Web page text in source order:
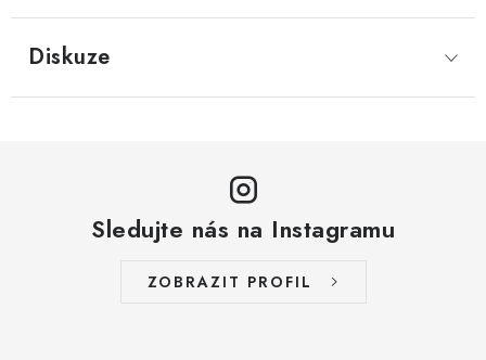
LYOFILIZOVANÉ OVOCE / MANGO
LYOFILIZOVANÉ OVOCE / JAHODY
OŘECHY PRAŽENÉ, SOLENÉ A DOCHUCENÉ /
PISTÁCIE PRAŽENÉ SOLENÉ
Diskuze
Sledujte nás na Instagramu
ZOBRAZIT PROFIL